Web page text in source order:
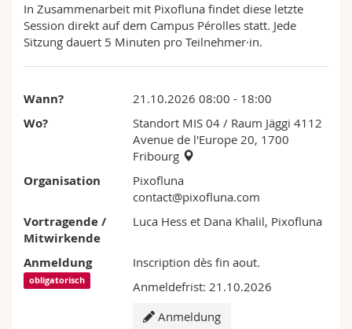
In Zusammenarbeit mit Pixofluna findet diese letzte
Session direkt auf dem Campus Pérolles statt. Jede
Sitzung dauert 5 Minuten pro Teilnehmer·in.
Wann? 21.10.2026 08:00 - 18:00
Wo? Standort MIS 04 / Raum Jäggi 4112
Avenue de l'Europe 20, 1700
Fribourg
Organisation
Pixofluna
contact@pixofluna.com
Vortragende /
Mitwirkende
Luca Hess et Dana Khalil, Pixofluna
Anmeldung
obligatorisch
Inscription dès fin aout.
Anmeldefrist: 21.10.2026
Anmeldung